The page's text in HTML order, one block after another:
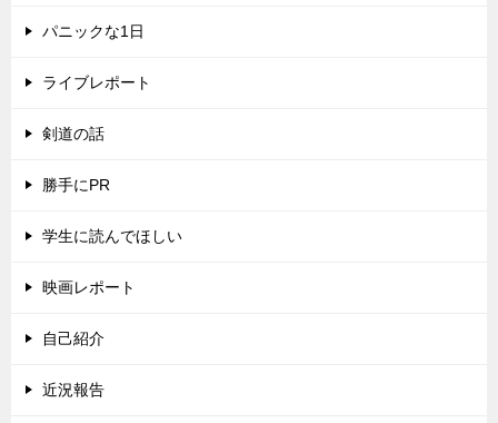
パニックな1日
ライブレポート
剣道の話
勝手にPR
学生に読んでほしい
映画レポート
自己紹介
近況報告